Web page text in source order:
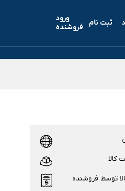
ثبت نام
ورود
فروشنده
کالا
توسط فروشنده